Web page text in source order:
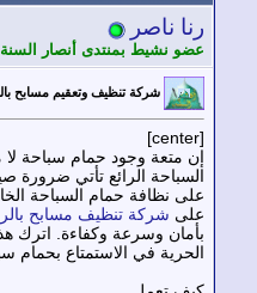
ناصر
نشيط بمنتدى أنصار السنة
شركة تنظيف وتعقيم مسابح بالرياض بخصم 20% | الجيل
متعة وجود حمام سباحة لا مثيل
الرائع تأتي ضرورة صيانة
نظافة حمام السباحة الخاص بك؟
شركة تنظيف مسابح بالرياضالتي
وسرعة وكفاءة. اترك هذه
في الاستمتاع بحمام سباحة